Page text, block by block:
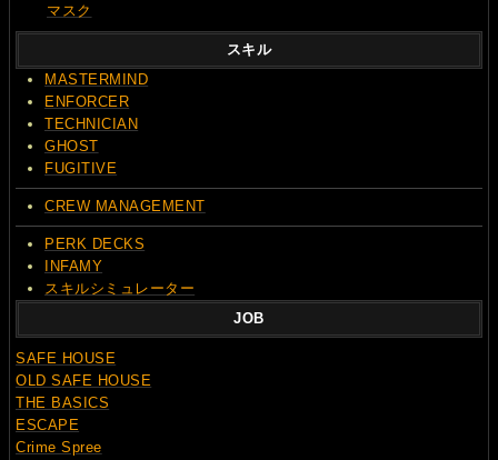
マスク
スキル
MASTERMIND
ENFORCER
TECHNICIAN
GHOST
FUGITIVE
CREW MANAGEMENT
PERK DECKS
INFAMY
スキルシミュレーター
JOB
SAFE HOUSE
OLD SAFE HOUSE
THE BASICS
ESCAPE
Crime Spree